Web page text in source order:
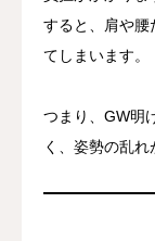
すると、肩や腰
てしまいます。
つまり、GW明
く、姿勢の乱れ